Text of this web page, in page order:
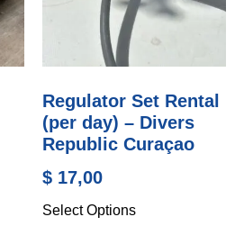
Regulator Set Rental
(per day) – Divers
Republic Curaçao
$ 17,00
Select Options